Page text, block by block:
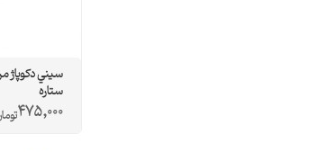
ستاره
475,000